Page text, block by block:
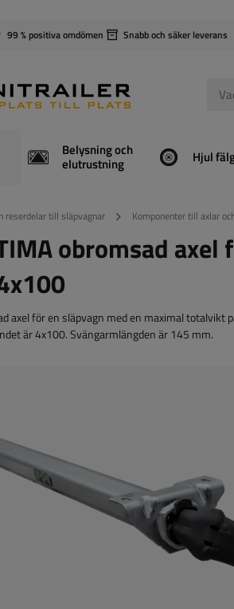
99 % positiva omdömen Snabb och säker leverans
Belysning och
elutrustning Hjul
reserdelar till släpvagnar Komponenter till axlar
obromsad
axel för en släpvagn med en maximal
är 4x100. Svängarmlängden är 145 mm.